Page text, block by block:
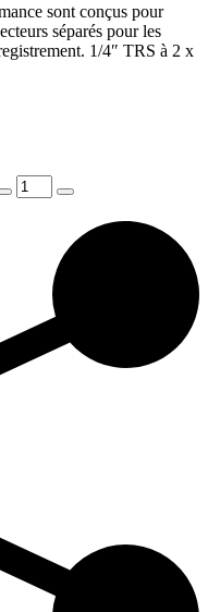
sont conçus pour
séparés pour les
1/4″ TRS à 2 x